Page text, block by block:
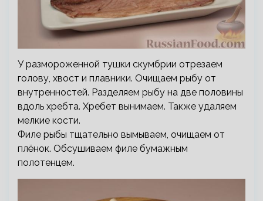
У размороженной тушки скумбрии отрезаем
голову, хвост и плавники. Очищаем рыбу от
внутренностей. Разделяем рыбу на две половины
вдоль хребта. Хребет вынимаем. Также удаляем
мелкие кости.
Филе рыбы тщательно вымываем, очищаем от
плёнок. Обсушиваем филе бумажным
полотенцем.